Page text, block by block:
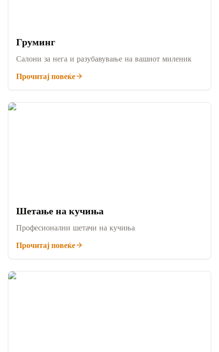
Груминг
Салони за нега и разубавување на вашиот миленик
Прочитај повеќе
Шетање на кучиња
Професионални шетачи на кучиња
Прочитај повеќе